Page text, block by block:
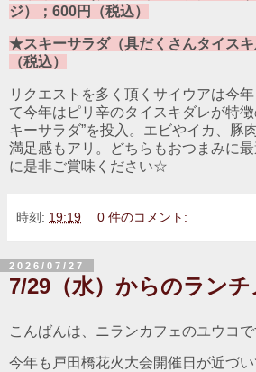
ジ）；600円（税込）
★スキーサラダ（具だくさんタイスキ
（税込）
リクエストを多く頂くサイウアは今
て今年はピリ辛のタイスキダレが特
キーサラダ”を投入。エビやイカ、豚
満足感もアリ。どちらもおつまみに
に是非ご賞味ください☆
時刻: 19:19 0 件のコメント:
2026/07/27
7/29（水）からのラン
こんばんは、ニランカフェのユウコで
今年も戸田橋花火大会開催日が近づ